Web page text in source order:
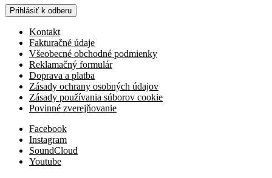
Prihlásiť k odberu
Kontakt
Fakturačné údaje
Všeobecné obchodné podmienky
Reklamačný formulár
Doprava a platba
Zásady ochrany osobných údajov
Zásady používania súborov cookie
Povinné zverejňovanie
Facebook
Instagram
SoundCloud
Youtube